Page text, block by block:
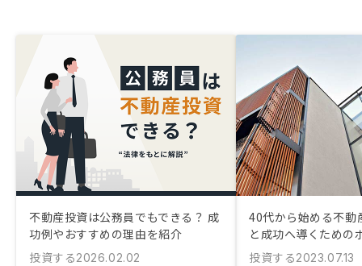
不動産投資は公務員でもできる？ 成
功例やおすすめの理由を紹介
投資する2026.02.02
40代から始める不動
と成功へ導くための
投資する2023.07.13